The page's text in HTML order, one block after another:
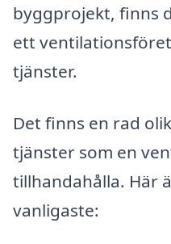
byggprojekt, finns
ett
tjänster.
Det finns en rad
tjänster som en
tillhandahålla. Här
vanligaste: